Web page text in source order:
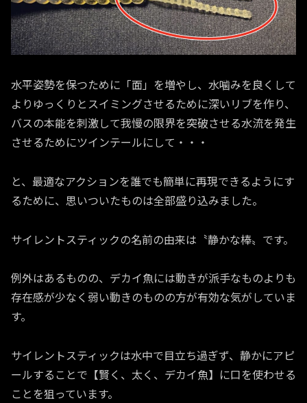
水平姿勢を保つために「面」を増やし、水噛みを良くして
よりゆっくりとスイミングさせるために深いリブを作り、
バスの本能を刺激して我慢の限界を突破させる水流を発生
させるためにツインテールにして・・・
と、最適なアクションを誰でも簡単に再現できるようにす
るために、思いついたものは全部盛り込みました。
サイレントスティックの名前の由来は〝静かな棒〟です。
例外はあるものの、デカイ魚には動きが派手なものよりも
存在感が少なく弱い動きのものの方が有効な気がしていま
す。
サイレントスティックは水中で目立ち過ぎず、静かにアピ
ールすることで【賢く、太く、デカイ魚】に口を使わせる
ことを狙っています。